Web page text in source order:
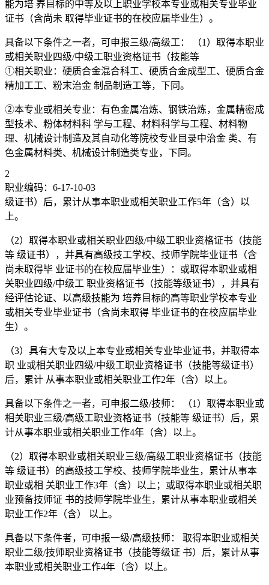
能为培 养目标的中等及以上职业学校本专业或相关专业毕业
证书（含尚未 取得毕业证书的在校应届毕业生）。
具备以下条件之一者，可申报三级/高级工： （1）取得本职业
或相关职业四级/中级工职业资格证书（技能等
①相关职业：硬质合金混合科工、硬质合金成型工、硬质合金
精加工工、粉末治金 制品制造工等，下同。
②本专业或相关专业：有色金属冶炼、钢铁治炼，金属精密成
型技术、粉体材料科 学与工程、材料科学与工程、材料物
理、机械设计制造及其自动化等院校专业目录中治金 类、有
色金属材料类、机械设计制造类专业，下同。
2
职业编码：6-17-10-03
级证书）后，累计从事本职业或相关职业工作5年（含）以
上。
（2）取得本职业或相关职业四级/中级工职业资格证书（技能
等 级证书），并具有高级技工学校、技师学院毕业证书（含
尚未取得毕 业证书的在校应届毕业生）：或取得本职业或相
关职业四级/中级工 职业资格证书（技能等级证书），并具有
经评估论证、以高级技能为 培养目标的高等职业学校本专业
或相关专业毕业证书（含尚未取得 毕业证书的在校应届毕业
生）。
（3）具有大专及以上本专业或相关专业毕业证书，并取得本
职 业或相关职业四级/中级工职业资格证书（技能等级证书）
后，累计 从事本职业或相关职业工作2年（含）以上。
具备以下条件之一者，可申报二级/技师： （1）取得本职业或
相关职业三级/高级工职业资格证书（技能等 级证书）后，累
计从事本职业或相关职业工作4年（含）以上。
（2）取得本职业或相关职业三级/高级工职业资格证书（技能
等 级证书）的高级技工学校、技师学院毕业生，累计从事本
职业或相 关职业工作3年（含）以上；或取得本职业或相关职
业预备技师证 书的技师学院毕业生，累计从事本职业或相关
职业工作2年（含） 以上。
具备以下条件者，可申报一级/高级技师： 取得本职业或相关
职业二级/技师职业资格证书（技能等级证 书）后，累计从事
本职业或相关职业工作4年（含）以上。